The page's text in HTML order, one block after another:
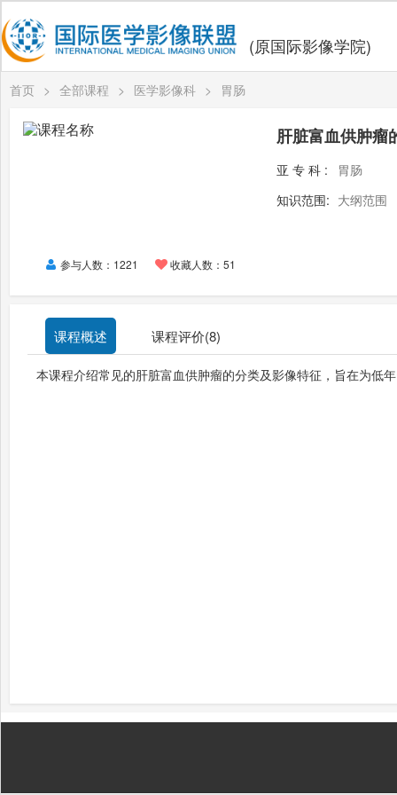
(原国际影像学院)
首页 > 全部课程 > 医学影像科 > 胃肠
参与人数：1221 收藏人数：51
肝脏富血供肿瘤
亚专科:
胃肠
知识范围: 大纲范围
课程概述 课程评价(8)
本课程介绍常见的肝脏富血供肿瘤的分类及影像特征，旨在为低